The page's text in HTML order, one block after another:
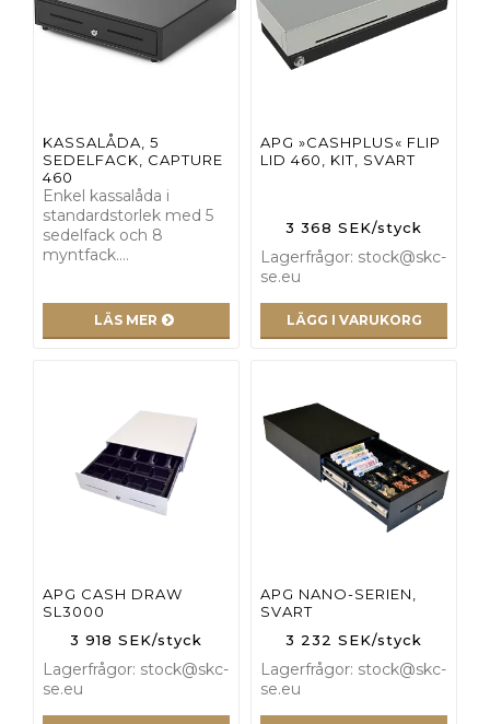
KASSALÅDA, 5
SEDELFACK, CAPTURE
460
Enkel kassalåda i
standardstorlek med 5
sedelfack och 8
myntfack.…
LÄS MER
APG »CASHPLUS« FLIP
LID 460, KIT, SVART
3 368 SEK/styck
Lagerfrågor: stock@skc-
se.eu
LÄGG I VARUKORG
APG CASH DRAW
SL3000
3 918 SEK/styck
Lagerfrågor: stock@skc-
se.eu
APG NANO-SERIEN,
SVART
3 232 SEK/styck
Lagerfrågor: stock@skc-
se.eu